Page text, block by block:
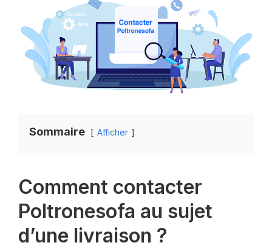
Sommaire Afficher
Comment contacter
Poltronesofa au sujet
d’une livraison ?